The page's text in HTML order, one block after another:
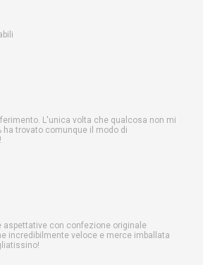
L'unica volta che qualcosa non mi
ha trovato comunque il modo di
aspettative con confezione originale
incredibilmente veloce e merce imballata